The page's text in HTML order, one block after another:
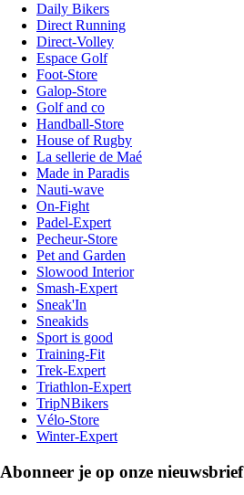
Daily Bikers
Direct Running
Direct-Volley
Espace Golf
Foot-Store
Galop-Store
Golf and co
Handball-Store
House of Rugby
La sellerie de Maé
Made in Paradis
Nauti-wave
On-Fight
Padel-Expert
Pecheur-Store
Pet and Garden
Slowood Interior
Smash-Expert
Sneak'In
Sneakids
Sport is good
Training-Fit
Trek-Expert
Triathlon-Expert
TripNBikers
Vélo-Store
Winter-Expert
Abonneer je op onze nieuwsbrief